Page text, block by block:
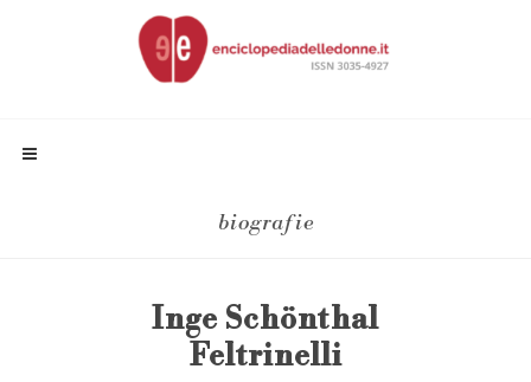
biografie
Inge Schönthal
Feltrinelli